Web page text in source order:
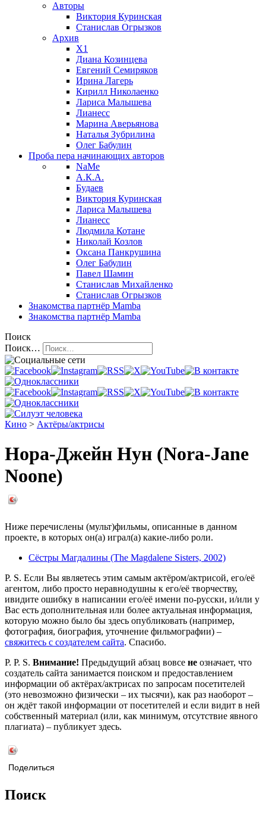
Авторы
Виктория Куринская
Станислав Огрызков
Архив
X1
Диана Козинцева
Евгений Семиряков
Ирина Лагерь
Кирилл Николаенко
Лариса Малышева
Лианесс
Марина Аверьянова
Наталья Зубрилина
Олег Бабулин
Проба пера начинающих авторов
NaMe
А.К.А.
Будаев
Виктория Куринская
Лариса Малышева
Лианесс
Людмила Котане
Николай Козлов
Оксана Панкрушина
Олег Бабулин
Павел Шамин
Станислав Михайленко
Станислав Огрызков
Знакомства партнёр Mamba
Знакомства партнёр Mamba
Поиск
Поиск…
Кино > Актёры/актрисы
Нора-Джейн Нун (Nora-Jane
Noone)
Ниже перечислены (мульт)фильмы, описанные в данном
проекте, в которых он(а) играл(а) какие-либо роли.
Сёстры Магдалины (The Magdalene Sisters, 2002)
P. S. Если Вы являетесь этим самым актёром/актрисой, его/её
агентом, либо просто неравнодушны к его/её творчеству,
ивидите ошибку в написании его/её имени по-русски, и/или у
Вас есть дополнительная или более актуальная информация,
которую можно было бы здесь опубликовать (например,
фотография, биография, уточнение фильмографии) –
свяжитесь с создателем сайта. Спасибо.
P. P. S. Внимание! Предыдущий абзац вовсе не означает, что
создатель сайта занимается поиском и предоставлением
информации об актёрах/актрисах по запросам посетителей
(это невозможно физически – их тысячи), как раз наоборот –
он ждёт такой информации от посетителей и если видит в ней
собственный материал (или, как минимум, отсутствие явного
плагиата) – публикует здесь.
Поделиться
Поиск